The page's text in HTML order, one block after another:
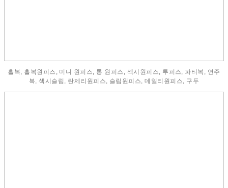
홀복, 홀복원피스, 미니 원피스, 롱 원피스, 섹시원피스, 투피스, 파티복, 연주
복, 섹시슬립, 란제리원피스, 슬립원피스, 데일리원피스, 구두